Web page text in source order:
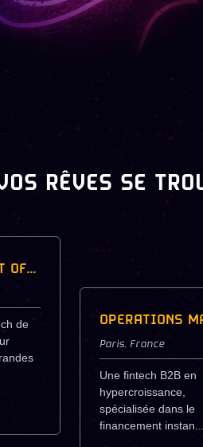
RÊVES SE
CHIEF PRODUCT OFFICER - SCALE-UP TECH & LUXE
de
Paris, France
Une fintech B2B en
hypercroissance,
spécialisée dans le
financement instan...